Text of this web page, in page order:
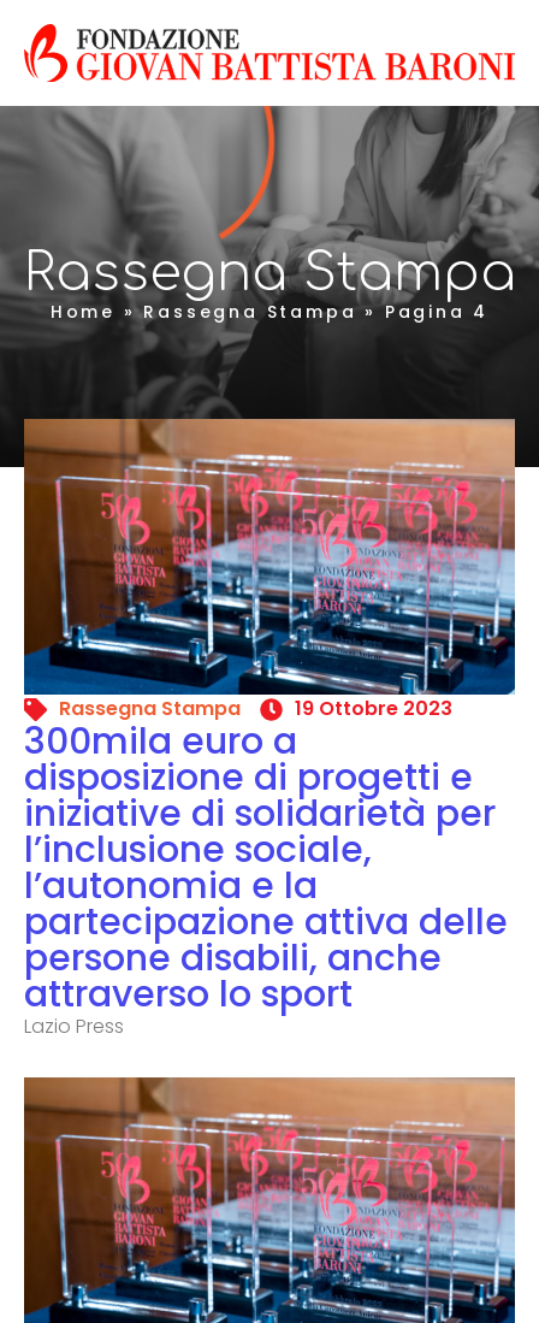
Rassegna Stampa
Home »Rassegna Stampa »Pagina 4
Rassegna Stampa 19 Ottobre 2023
300mila euro a
disposizione di progetti e
iniziative di solidarietà per
l’inclusione sociale,
l’autonomia e la
partecipazione attiva delle
persone disabili, anche
attraverso lo sport
Lazio Press